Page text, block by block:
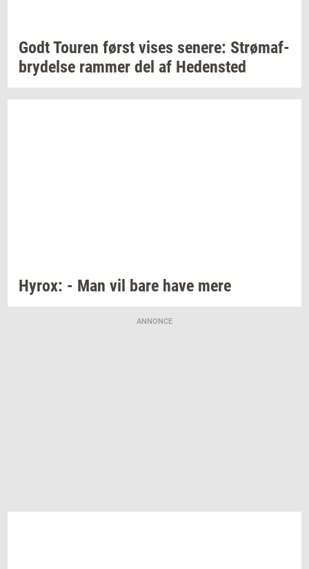
GodtTou­ren først vises se­ne­re: Strø­maf­
bry­del­se ram­mer del af He­den­sted
Hyrox: - Man vil bare have mere
ANNONCE